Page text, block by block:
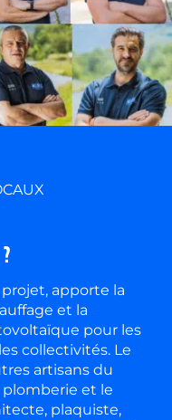
?
projet, apporte la
et la
pour les
collectivités. Le
artisans du
et le
plaquiste,